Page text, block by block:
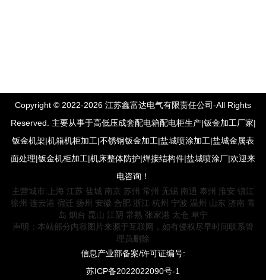
Copyright © 2022-2026 江苏鑫富达电气有限责任公司-All Rights
Reserved. 主要从事于高低压成套配电箱配电柜生产|钣金加工厂家|
钣金机架|机箱机柜加工|不锈钢钣金加工|盐城喷涂加工|盐城金属表
面处理|钣金机柜加工|机床整体防护|焊接结构件|盐城喷涂厂|欢迎来
电咨询！
主营城市: 上海 江苏 盐城 南京 苏州 常州 无锡 南通 泰州 淮安 镇江
徐州 连云港 宿迁 扬州 安徽 合肥 浙江 杭州 宁波 温州 山东 济南 青
岛 烟台 昆山 江阴 常熟 张家港 太仓 阜宁
声明：本站部分内容图片来源于互联网，如有侵权尽早时间联系管
理员删除
信息产业部备案/许可证编号:
苏ICP备2022022090号-1